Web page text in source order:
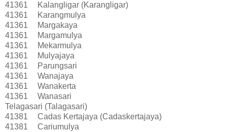
41361
Kalangligar (Karangligar)
41361
Karangmulya
41361
Margakaya
41361
Margamulya
41361
Mekarmulya
41361
Mulyajaya
41361
Parungsari
41361
Wanajaya
41361
Wanakerta
41361
Wanasari
Telagasari (Talagasari)
41381
Cadas Kertajaya (Cadaskertajaya)
41381
Cariumulya